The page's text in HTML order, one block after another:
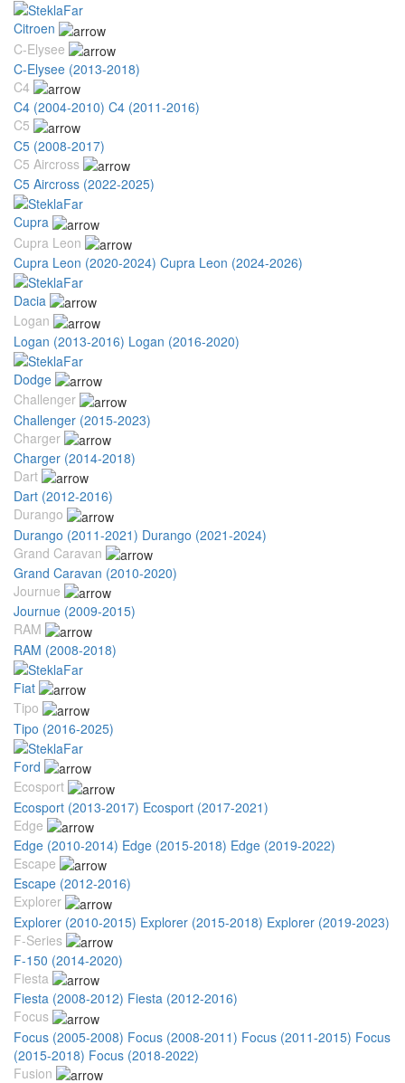
Citroen
C-Elysee
C-Elysee (2013-2018)
C4
C4 (2004-2010) C4 (2011-2016)
C5
C5 (2008-2017)
C5 Aircross
C5 Aircross (2022-2025)
Cupra
Cupra Leon
Cupra Leon (2020-2024) Cupra Leon (2024-2026)
Dacia
Logan
Logan (2013-2016) Logan (2016-2020)
Dodge
Challenger
Challenger (2015-2023)
Charger
Charger (2014-2018)
Dart
Dart (2012-2016)
Durango
Durango (2011-2021) Durango (2021-2024)
Grand Caravan
Grand Caravan (2010-2020)
Journue
Journue (2009-2015)
RAM
RAM (2008-2018)
Fiat
Tipo
Tipo (2016-2025)
Ford
Ecosport
Ecosport (2013-2017) Ecosport (2017-2021)
Edge
Edge (2010-2014) Edge (2015-2018) Edge (2019-2022)
Escape
Escape (2012-2016)
Explorer
Explorer (2010-2015) Explorer (2015-2018) Explorer (2019-2023)
F-Series
F-150 (2014-2020)
Fiesta
Fiesta (2008-2012) Fiesta (2012-2016)
Focus
Focus (2005-2008) Focus (2008-2011) Focus (2011-2015) Focus
(2015-2018) Focus (2018-2022)
Fusion